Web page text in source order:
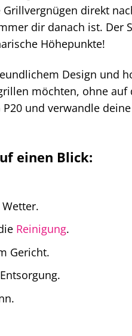
direkt
dir danach ist. Der
Höhepunkte!
Design und
möchten, ohne auf
und verwandle
einen Blick:
Reinigung.
Gericht.